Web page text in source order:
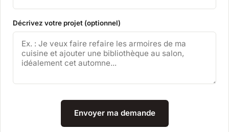
Décrivez votre projet (optionnel)
Envoyer ma demande